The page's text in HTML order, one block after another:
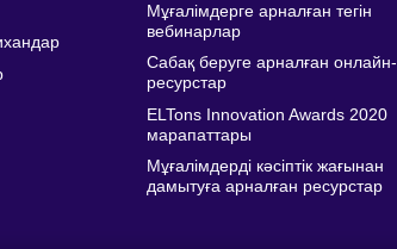
Мұғалімдерге арналған тегін
вебинарлар
Сабақ беруге арналған онлайн-
ресурстар
ELTons Innovation Awards 2020
марапаттары
Мұғалімдерді кәсіптік жағынан
дамытуға арналған ресурстар